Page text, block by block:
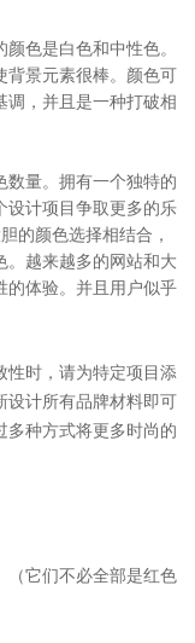
色是白色和中性色。
背景元素很棒。颜色可
调，并且是一种打破相
数量。拥有一个独特的
设计项目争取更多的乐
的颜色选择相结合，
越来越多的网站和大
体验。 并且用户似乎
性时，请为特定项目添
设计所有品牌材料即可
多种方式将更多时尚的
（它们不必全部是红色